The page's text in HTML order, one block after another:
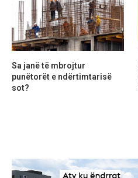
Sa janë të mbrojtur
punëtorët e ndërtimtarisë
sot?